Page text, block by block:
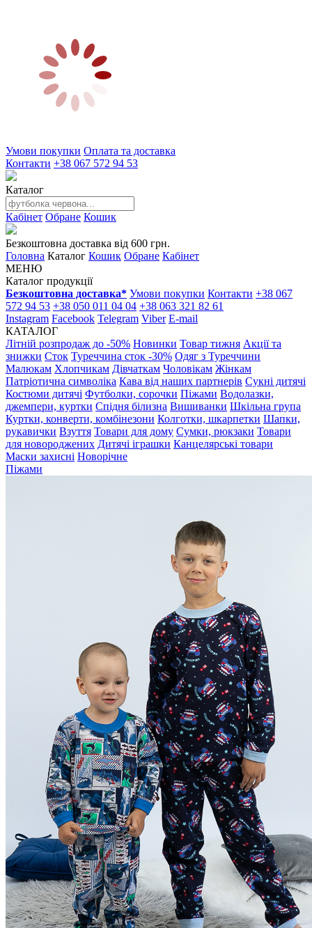
Умови покупки Оплата та доставка
Контакти +38 067 572 94 53
Каталог
Кабінет Обране Кошик
Безкоштовна доставка від 600 грн.
Головна Каталог Кошик Обране Кабінет
МЕНЮ
Каталог продукції
Безкоштовна доставка* Умови покупки Контакти +38 067
572 94 53 +38 050 011 04 04 +38 063 321 82 61
Instagram Facebook Telegram Viber E-mail
КАТАЛОГ
Літній розпродаж до -50% Новинки Товар тижня Акції та
знижки Сток Туреччина сток -30% Одяг з Туреччини
Малюкам Хлопчикам Дівчаткам Чоловікам Жінкам
Патріотична символіка Кава від наших партнерів Сукні дитячі
Костюми дитячі Футболки, сорочки Піжами Водолазки,
джемпери, куртки Спідня білизна Вишиванки Шкільна група
Куртки, конверти, комбінезони Колготки, шкарпетки Шапки,
рукавички Взуття Товари для дому Сумки, рюкзаки Товари
для новороджених Дитячі іграшки Канцелярські товари
Маски захисні Новорічне
Піжами